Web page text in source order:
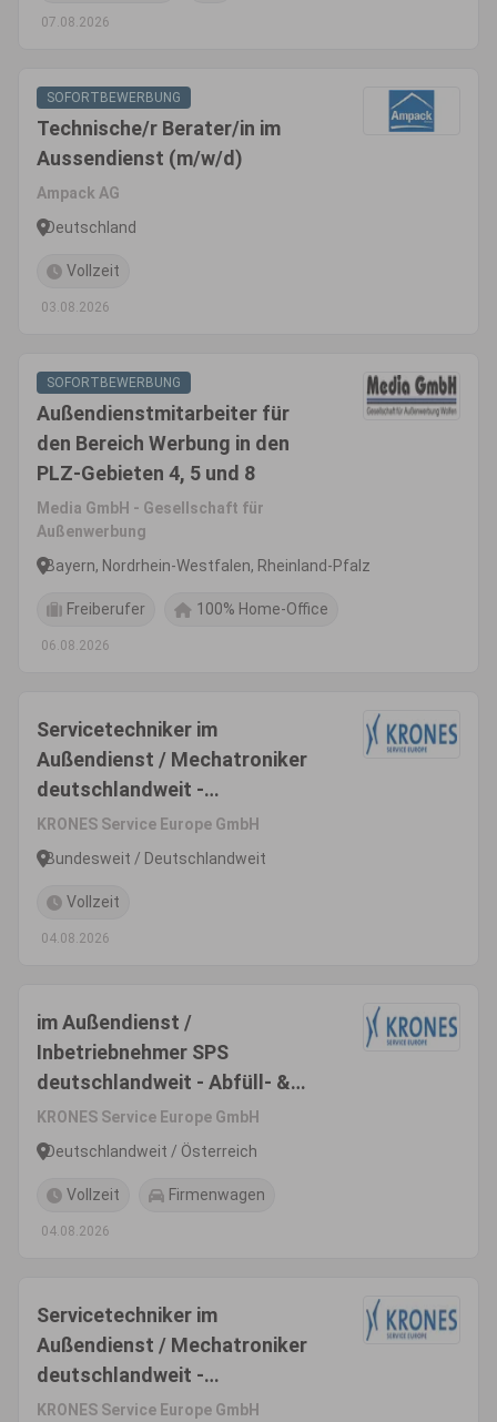
07.08.2026
SOFORTBEWERBUNG
Technische/r Berater/in im
Aussendienst (m/w/d)
Ampack AG
Deutschland
Vollzeit
03.08.2026
SOFORTBEWERBUNG
Außendienstmitarbeiter für
den Bereich Werbung in den
PLZ-Gebieten 4, 5 und 8
Media GmbH - Gesellschaft für
Außenwerbung
Bayern, Nordrhein-Westfalen, Rheinland-Pfalz
Freiberufer 100% Home-Office
06.08.2026
Servicetechniker im
Außendienst / Mechatroniker
deutschlandweit -
Inbetriebnahme & Montage
(m/w/d)
KRONES Service Europe GmbH
Bundesweit / Deutschlandweit
Vollzeit
04.08.2026
im Außendienst /
Inbetriebnehmer SPS
deutschlandweit - Abfüll- &
Verpackungsanlagen (m/w/d)
KRONES Service Europe GmbH
Deutschlandweit / Österreich
Vollzeit Firmenwagen
04.08.2026
Servicetechniker im
Außendienst / Mechatroniker
deutschlandweit -
Inbetriebnahme & Montage
KRONES Service Europe GmbH